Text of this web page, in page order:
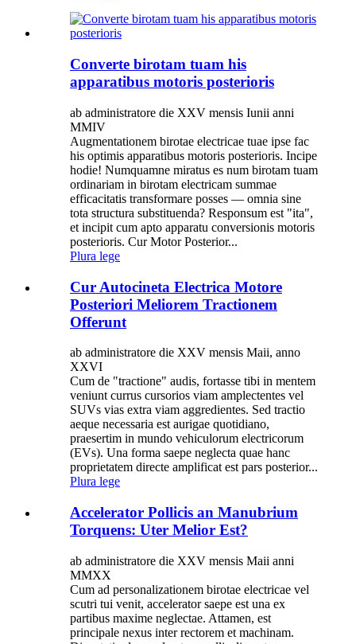
Converte birotam tuam his
apparatibus motoris posterioris
ab administratore die XXV mensis Iunii anni
MMIV
Augmentationem birotae electricae tuae ipse fac
his optimis apparatibus motoris posterioris. Incipe
hodie! Numquamne miratus es num birotam tuam
ordinariam in birotam electricam summae
efficacitatis transformare posses — omnia sine
tota structura substituenda? Responsum est "ita",
et incipit cum apto apparatu conversionis motoris
posterioris. Cur Motor Posterior...
Plura lege
Cur Autocineta Electrica Motore
Posteriori Meliorem Tractionem
Offerunt
ab administratore die XXV mensis Maii, anno
XXVI
Cum de "tractione" audis, fortasse tibi in mentem
veniunt currus cursorios viam amplectentes vel
SUVs vias extra viam aggredientes. Sed tractio
aeque necessaria est aurigae quotidiano,
praesertim in mundo vehiculorum electricorum
(EVs). Una forma saepe neglecta quae hanc
proprietatem directe amplificat est pars posterior...
Plura lege
Accelerator Pollicis an Manubrium
Torquens: Uter Melior Est?
ab administratore die XXV mensis Maii anni
MMXX
Cum ad personalizationem birotae electricae vel
scutri tui venit, accelerator saepe est una ex
partibus maxime neglectae. Attamen, est
principale nexus inter rectorem et machinam.